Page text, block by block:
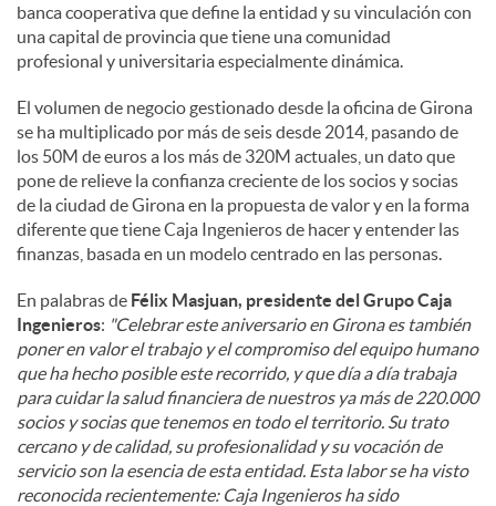
banca cooperativa que define la entidad y su vinculación con
una capital de provincia que tiene una comunidad
profesional y universitaria especialmente dinámica.
El volumen de negocio gestionado desde la oficina de Girona
se ha multiplicado por más de seis desde 2014, pasando de
los 50M de euros a los más de 320M actuales, un dato que
pone de relieve la confianza creciente de los socios y socias
de la ciudad de Girona en la propuesta de valor y en la forma
diferente que tiene Caja Ingenieros de hacer y entender las
finanzas, basada en un modelo centrado en las personas.
En palabras de Félix Masjuan, presidente del Grupo Caja
Ingenieros: "Celebrar este aniversario en Girona es también
poner en valor el trabajo y el compromiso del equipo humano
que ha hecho posible este recorrido, y que día a día trabaja
para cuidar la salud financiera de nuestros ya más de 220.000
socios y socias que tenemos en todo el territorio. Su trato
cercano y de calidad, su profesionalidad y su vocación de
servicio son la esencia de esta entidad. Esta labor se ha visto
reconocida recientemente: Caja Ingenieros ha sido